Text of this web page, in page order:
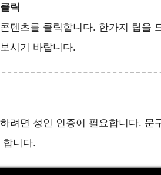
릭
텐츠를 클릭합니다. 한가지 팁을
시기 바랍니다.
려면 성인 인증이 필요합니다. 문
합니다.